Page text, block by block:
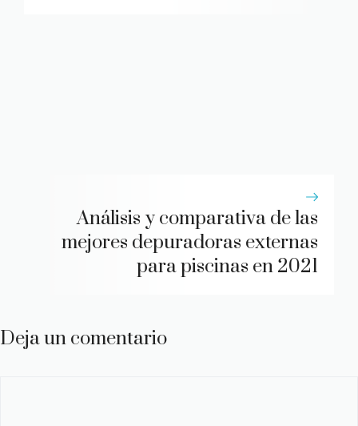
Análisis y comparativa de las
mejores depuradoras externas
para piscinas en 2021
Deja un comentario